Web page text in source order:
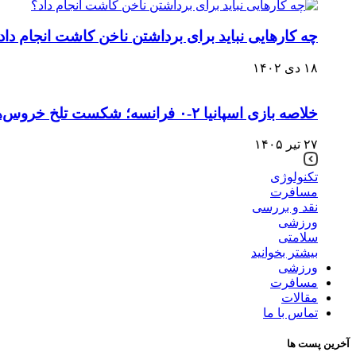
چه کارهایی نباید برای برداشتن ناخن کاشت انجام
۱۸ دی ۱۴۰۲
خلاصه بازی اسپانیا ۲-۰ فرانسه؛ شکست تلخ خروس‌ها
۲۷ تیر ۱۴۰۵
تکنولوژی
مسافرت
نقد و بررسی
ورزشی
سلامتی
بیشتر بخوانید
ورزشی
مسافرت
مقالات
تماس با ما
آخرین پست ها